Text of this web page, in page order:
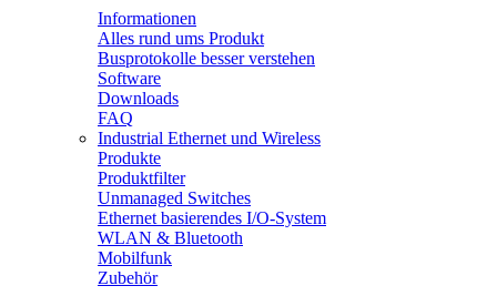
Informationen
Alles rund ums Produkt
Busprotokolle besser verstehen
Software
Downloads
FAQ
Industrial Ethernet und Wireless
Produkte
Produktfilter
Unmanaged Switches
Ethernet basierendes I/O-System
WLAN & Bluetooth
Mobilfunk
Zubehör